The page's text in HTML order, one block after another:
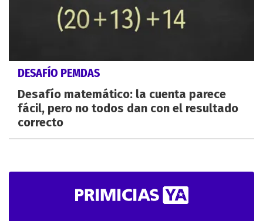
DESAFÍO PEMDAS
Desafío matemático: la cuenta parece
fácil, pero no todos dan con el resultado
correcto